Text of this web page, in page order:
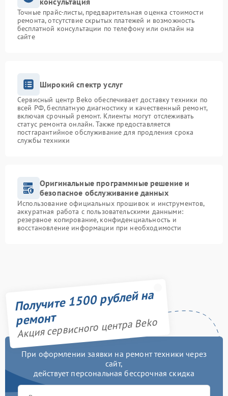
Точные прайс-листы, предварительная оценка стоимости
ремонта, отсутствие скрытых платежей и возможность
бесплатной консультации по телефону или онлайн на
сайте
Широкий спектр услуг
Сервисный центр Beko обеспечивает доставку техники по
всей РФ, бесплатную диагностику и качественный ремонт,
включая срочный ремонт. Клиенты могут отслеживать
статус ремонта онлайн. Также предоставляется
постгарантийное обслуживание для продления срока
службы техники
Оригинальные программные решение и
безопасное обслуживание данных
Использование официальных прошивок и инструментов,
аккуратная работа с пользовательскими данными:
резервное копирование, конфиденциальность и
восстановление информации при необходимости
Получите 1500 рублей на
ремонт
Акция сервисного центра Beko
При оформлении заявки на ремонт техники через
сайт,
действует персональная бессрочная скидка